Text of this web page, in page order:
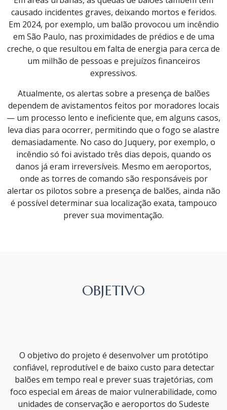
causado incidentes graves, deixando mortos e feridos.
Em 2024, por exemplo, um balão provocou um incêndio
em São Paulo, nas proximidades de prédios e de uma
creche, o que resultou em falta de energia para cerca de
um milhão de pessoas e prejuízos financeiros
expressivos.
Atualmente, os alertas sobre a presença de balões
dependem de avistamentos feitos por moradores locais
— um processo lento e ineficiente que, em alguns casos,
leva dias para ocorrer, permitindo que o fogo se alastre
demasiadamente. No caso do Juquery, por exemplo, o
incêndio só foi avistado três dias depois, quando os
danos já eram irreversíveis. Mesmo em aeroportos,
onde as torres de comando são responsáveis por
alertar os pilotos sobre a presença de balões, ainda não
é possível determinar sua localização exata, tampouco
prever sua movimentação.
OBJETIVO
O objetivo do projeto é desenvolver um protótipo
confiável, reprodutível e de baixo custo para detectar
balões em tempo real e prever suas trajetórias, com
foco especial em áreas de maior vulnerabilidade, como
unidades de conservação e aeroportos do Sudeste